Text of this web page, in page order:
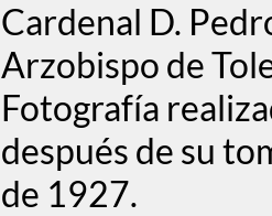
Cardenal D.
Arzobispo de
Fotografía
después de su
de 1927.